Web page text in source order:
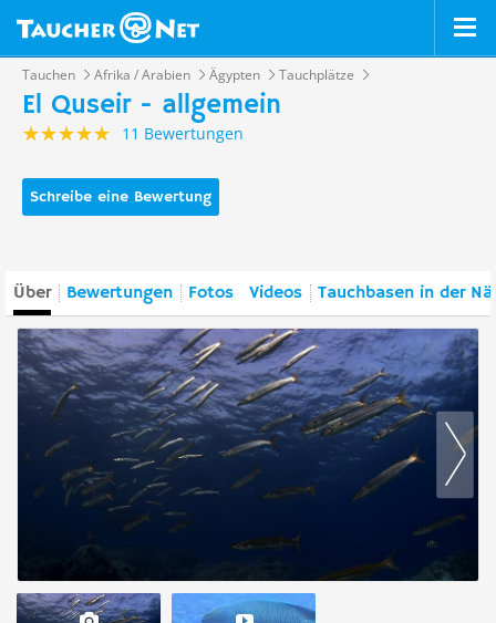
Tauchen Afrika / Arabien Ägypten Tauchplätze
El Quseir - allgemein
11 Bewertungen
Schreibe eine Bewertung
Über Bewertungen Fotos Videos Tauchbasen in der